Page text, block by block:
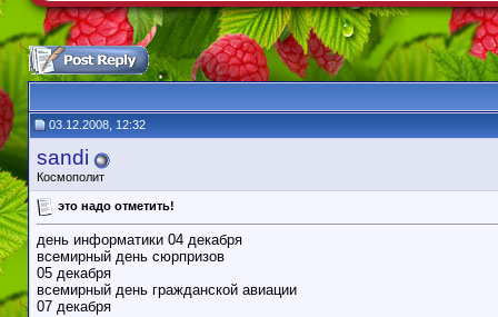
03.12.2008, 12:32
sandi
Космополит
это надо отметить!
день информатики 04 декабря
всемирный день сюрпризов
05 декабря
всемирный день гражданской авиации
07 декабря